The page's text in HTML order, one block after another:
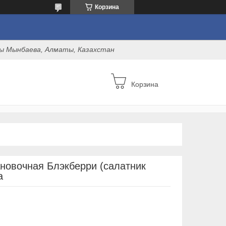
Корзина
Мынбаева, Алматы, Казахстан
Корзина
Блэкберри (салатник